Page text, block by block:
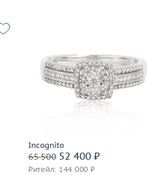
Incognito
65 50052 400 ₽
Ритейл: 144 000 ₽
Размер
17.5
Вес (г)
3.12
Материал
золото 585 пробы
Подробнее